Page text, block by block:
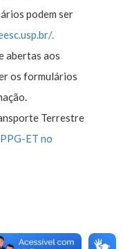
podem ser
.
abertas aos
os formulários
Terrestre
PPG-ET no